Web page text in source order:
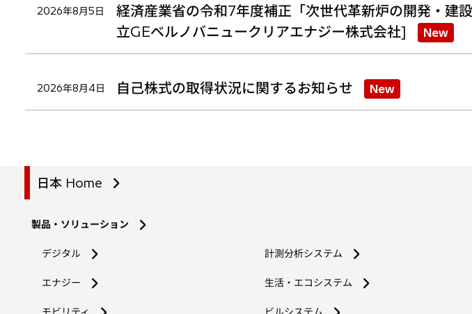
2026年8月5日
経済産業省の令和7年度補正「次世代革新炉の開発・建
立GEベルノバニュークリアエナジー株式会社]
New
2026年8月4日 自己株式の取得状況に関するお知らせ New
日本 Home
製品・ソリューション
デジタル
エナジー
計測分析システム
生活・エコシステム